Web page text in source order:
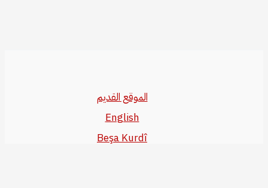
الموقع القديم
English
Beşa Kurdî